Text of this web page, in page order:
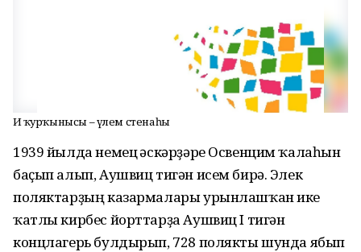
Иң ҡурҡынысы – үлем стенаһы
1939 йылда немец ғәскәрҙәре Освенцим ҡалаһын
баҫып алып, Аушвиц тигән исем би­рә. Элек
поляктарҙың казармалары урынлашҡан ике
ҡатлы кирбес йорттарҙа Аушвиц I тигән
концлагерь булдырып, 728 полякты шунда ябып